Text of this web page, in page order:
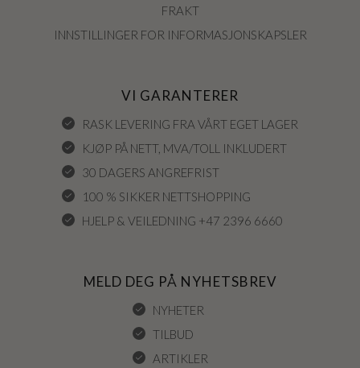
FRAKT
INNSTILLINGER FOR INFORMASJONSKAPSLER
VI GARANTERER
RASK LEVERING FRA VÅRT EGET LAGER
KJØP PÅ NETT, MVA/TOLL INKLUDERT
30 DAGERS ANGREFRIST
100 % SIKKER NETTSHOPPING
HJELP & VEILEDNING +47 2396 6660
MELD DEG PÅ NYHETSBREV
NYHETER
TILBUD
ARTIKLER